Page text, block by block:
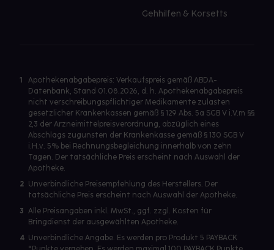
Gehhilfen & Korsetts
1
Apothekenabgabepreis: Verkaufspreis gemäß ABDA-
Datenbank, Stand 01.08.2026, d. h. Apothekenabgabepreis
nicht verschreibungspflichtiger Medikamente zulasten
gesetzlicher Krankenkassen gemäß § 129 Abs. 5a SGB V i.V.m §§
2,3 der Arzneimittelpreisverordnung, abzüglich eines
Abschlags zugunsten der Krankenkasse gemäß § 130 SGB V
i.H.v. 5% bei Rechnungsbegleichung innerhalb von zehn
Tagen. Der tatsächliche Preis erscheint nach Auswahl der
Apotheke.
2 Unverbindliche Preisempfehlung des Herstellers. Der
tatsächliche Preis erscheint nach Auswahl der Apotheke.
3 Alle Preisangaben inkl. MwSt., ggf. zzgl. Kosten für
Bringdienst der ausgewählten Apotheke.
4 Unverbindliche Angabe. Es werden pro Produkt 5 PAYBACK